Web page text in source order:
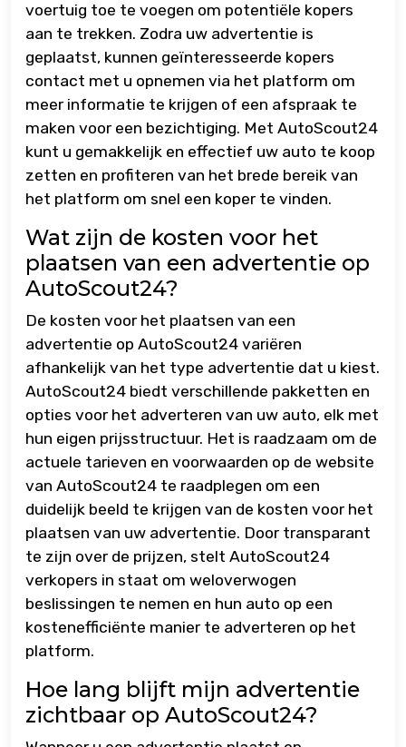
voertuig toe te voegen om potentiële kopers
aan te trekken. Zodra uw advertentie is
geplaatst, kunnen geïnteresseerde kopers
contact met u opnemen via het platform om
meer informatie te krijgen of een afspraak te
maken voor een bezichtiging. Met AutoScout24
kunt u gemakkelijk en effectief uw auto te koop
zetten en profiteren van het brede bereik van
het platform om snel een koper te vinden.
Wat zijn de kosten voor het
plaatsen van een advertentie op
AutoScout24?
De kosten voor het plaatsen van een
advertentie op AutoScout24 variëren
afhankelijk van het type advertentie dat u kiest.
AutoScout24 biedt verschillende pakketten en
opties voor het adverteren van uw auto, elk met
hun eigen prijsstructuur. Het is raadzaam om de
actuele tarieven en voorwaarden op de website
van AutoScout24 te raadplegen om een
duidelijk beeld te krijgen van de kosten voor het
plaatsen van uw advertentie. Door transparant
te zijn over de prijzen, stelt AutoScout24
verkopers in staat om weloverwogen
beslissingen te nemen en hun auto op een
kostenefficiënte manier te adverteren op het
platform.
Hoe lang blijft mijn advertentie
zichtbaar op AutoScout24?